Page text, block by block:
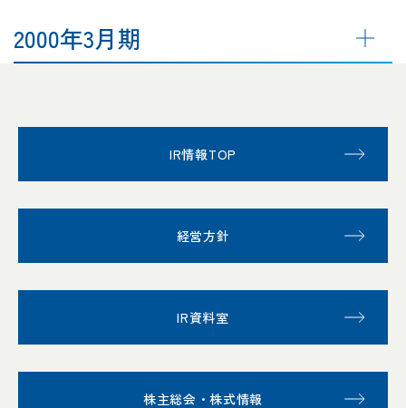
2000年3月期
IR情報TOP
経営方針
IR資料室
株主総会・株式情報